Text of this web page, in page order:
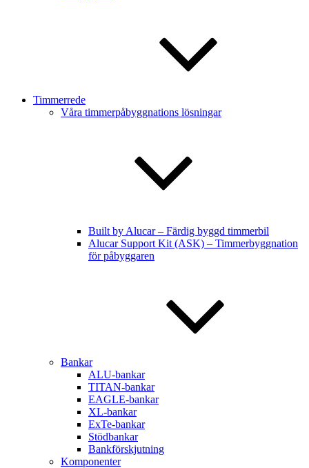
Timmerrede
Våra timmerpåbyggnations lösningar
Built by Alucar – Färdig byggd timmerbil
Alucar Support Kit (ASK) – Timmerbyggnation
för påbyggaren
Bankar
ALU-bankar
TITAN-bankar
EAGLE-bankar
XL-bankar
ExTe-bankar
Stödbankar
Bankförskjutning
Komponenter